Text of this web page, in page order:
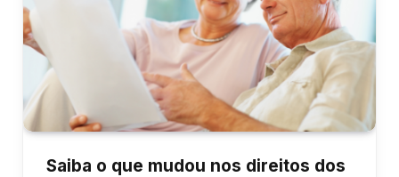
Saiba o que mudou nos direitos dos